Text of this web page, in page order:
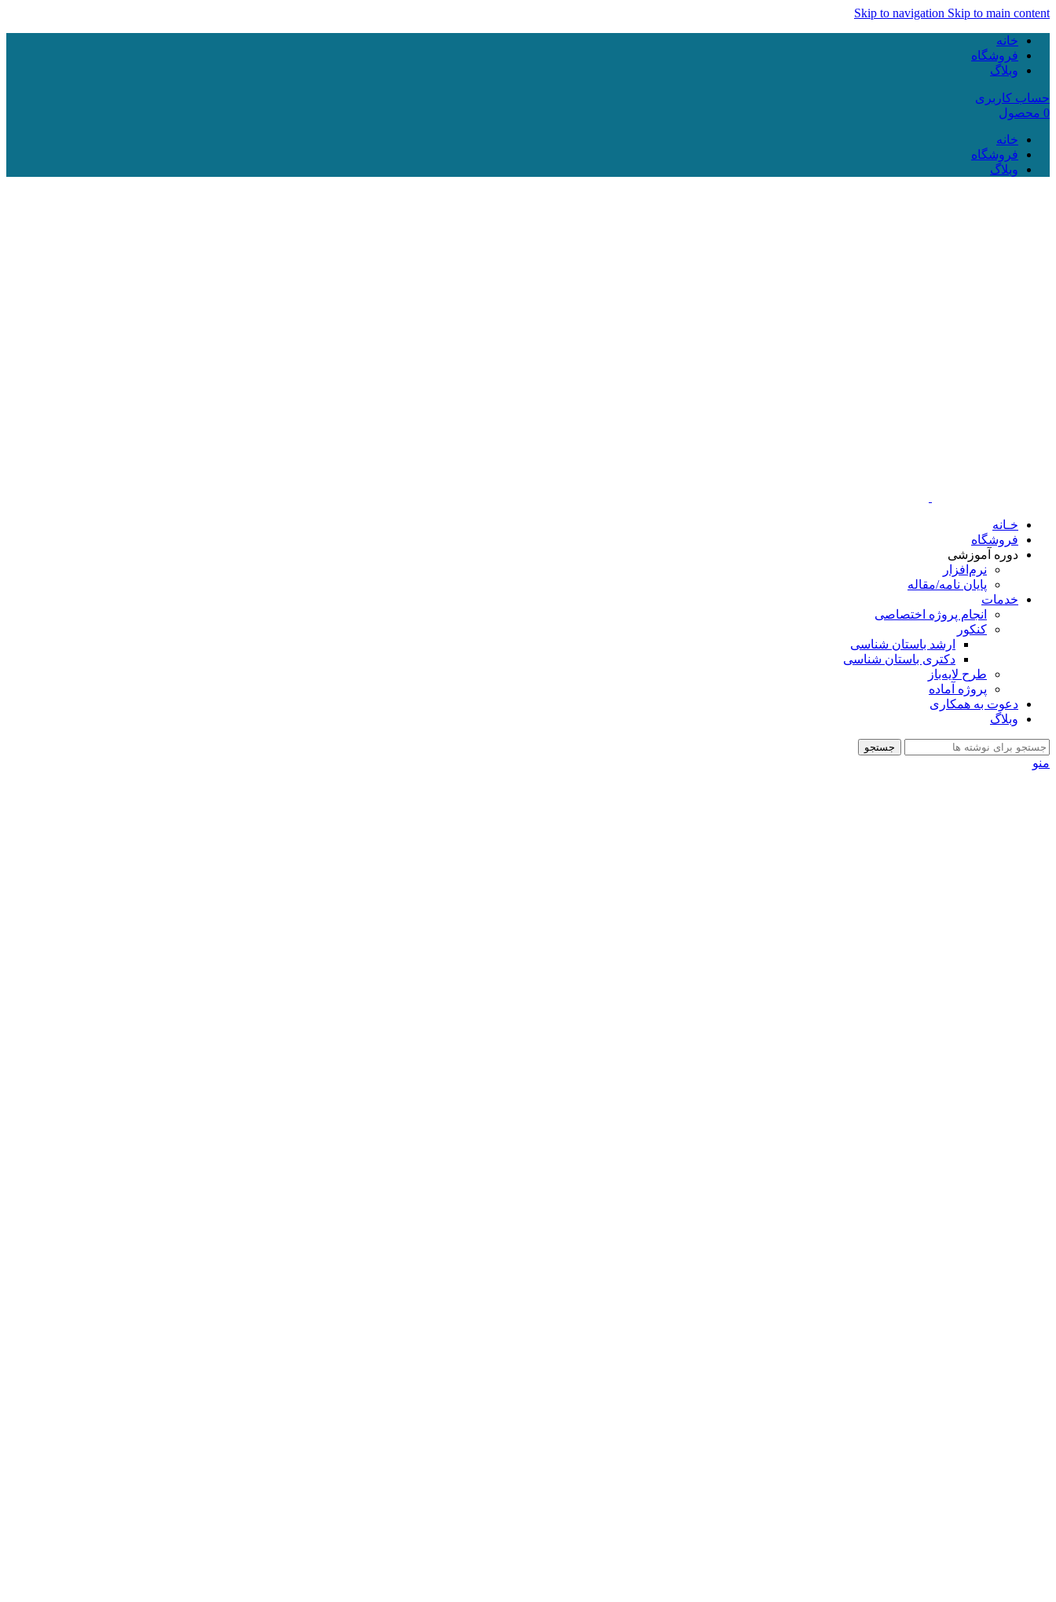
Skip to navigation Skip to main content
خانه
فروشگاه
وبلاگ
حساب کاربری
0 محصول
خانه
فروشگاه
وبلاگ
خـانه
فروشگاه
دوره آموزشی
نرم‌افزار
پایان نامه/مقاله
خدمات
انجام پروژه اختصاصی
کنکور
ارشد باستان شناسی
دکتری باستان شناسی
طرح لایه‌باز
پروژه آماده
دعوت به همکاری
وبلاگ
جستجو
منو